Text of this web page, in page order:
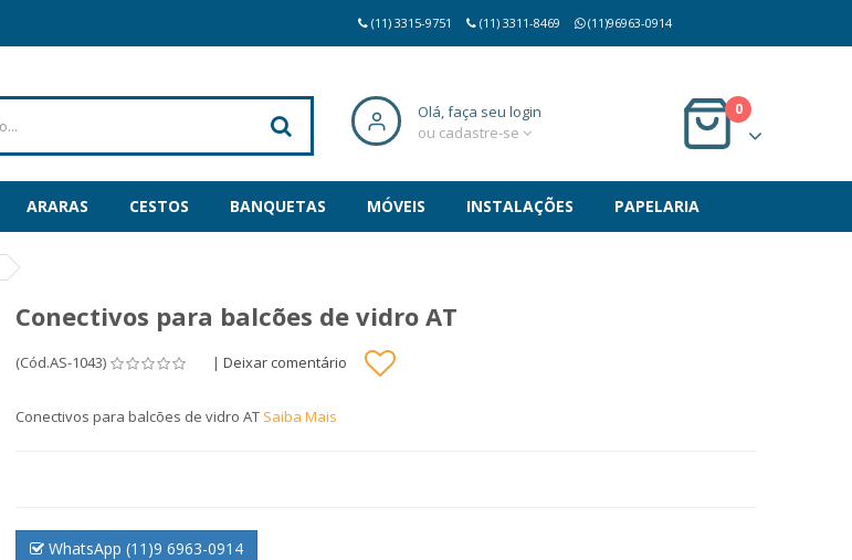
(11) 3315-9751 (11) 3311-8469 (11)96963-0914
Olá, faça seu login
ou cadastre-se
0
ARARAS CESTOS BANQUETAS MÓVEIS INSTALAÇÕES PAPELARIA
Conectivos para balcões de vidro AT
(Cód.AS-1043) | Deixar comentário
Conectivos para balcões de vidro AT Saiba Mais
WhatsApp (11)9 6963-0914